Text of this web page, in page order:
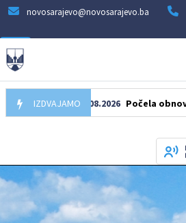
novosarajevo@novosarajevo.ba
IZDVAJAMO
05.08.2026 Počela obnova